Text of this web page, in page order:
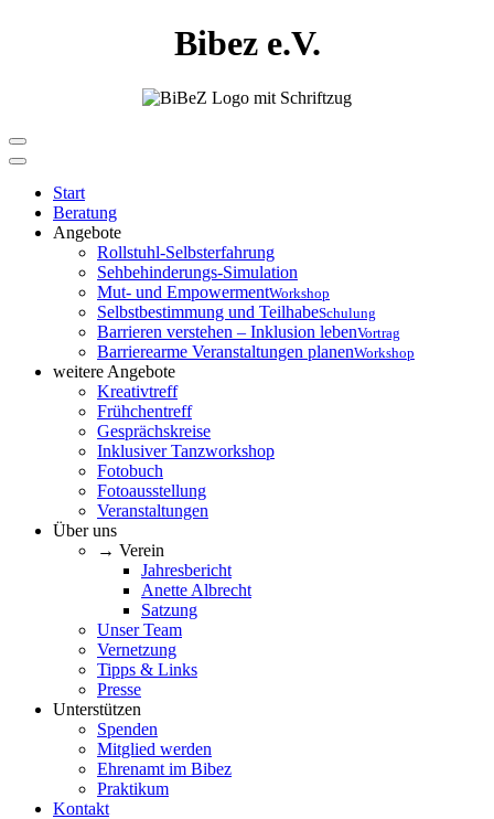
Bibez e.V.
Start
Beratung
Angebote
Rollstuhl-Selbsterfahrung
Sehbehinderungs-Simulation
Mut- und EmpowermentWorkshop
Selbstbestimmung und TeilhabeSchulung
Barrieren verstehen – Inklusion lebenVortrag
Barrierearme Veranstaltungen planenWorkshop
weitere Angebote
Kreativtreff
Frühchentreff
Gesprächskreise
Inklusiver Tanzworkshop
Fotobuch
Fotoausstellung
Veranstaltungen
Über uns
→ Verein
Jahresbericht
Anette Albrecht
Satzung
Unser Team
Vernetzung
Tipps & Links
Presse
Unterstützen
Spenden
Mitglied werden
Ehrenamt im Bibez
Praktikum
Kontakt